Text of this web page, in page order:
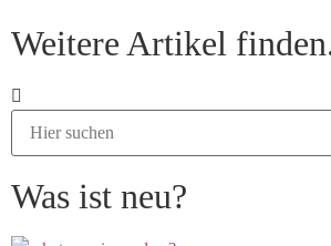
Weitere Artikel
Was ist neu?